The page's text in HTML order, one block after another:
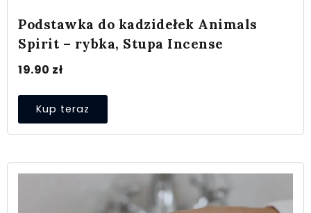
Podstawka do kadzidełek Animals
Spirit – rybka, Stupa Incense
19.90 zł
Kup teraz